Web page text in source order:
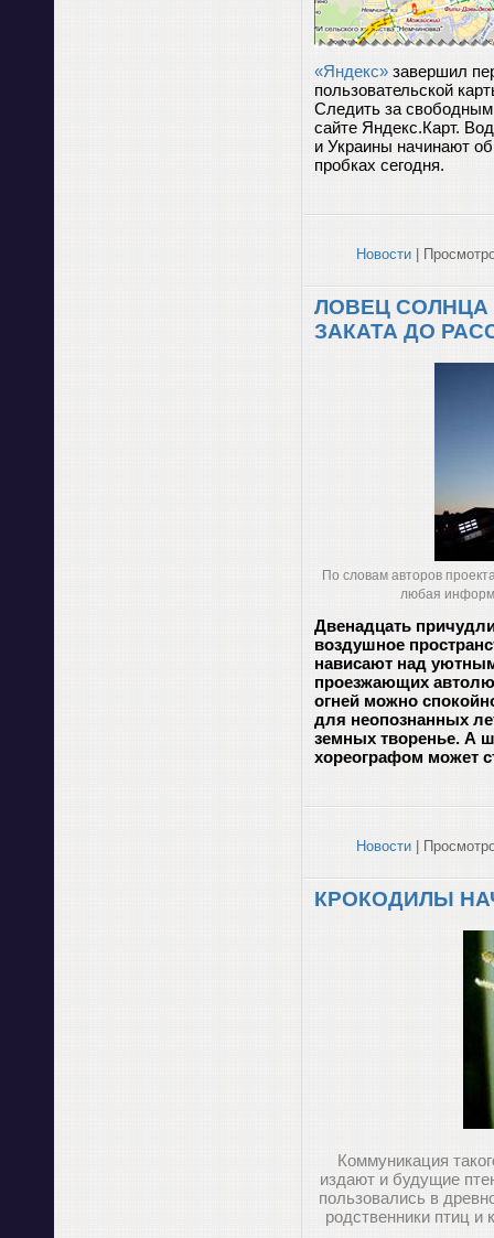
«Яндекс» завершил
пользовательской
Следить за
сайте Яндекс.Карт.
и Украины начинают
пробках сегодня.
Новости |
ЛОВЕЦ
ЗАКАТА ДО
По словам авторов
любая
Двенадцать
воздушное
нависают над
проезжающих
огней можно
для неопознанных
земных творенье. А
хореографом может
Новости |
КРОКОДИЛЫ
Коммуникация
издают и будущие
пользовались в
родственники птиц и